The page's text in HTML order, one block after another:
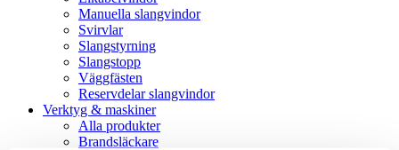
Manuella slangvindor
Svirvlar
Slangstyrning
Slangstopp
Väggfästen
Reservdelar slangvindor
Verktyg & maskiner
Alla produkter
Brandsläckare